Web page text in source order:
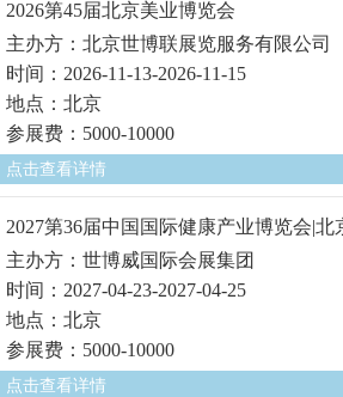
2026第45届北京美业博览会
主办方：北京世博联展览服务有限公司
时间：2026-11-13-2026-11-15
地点：北京
参展费：5000-10000
点击查看详情
2027第36届中国国际健康产业博览会|北
主办方：世博威国际会展集团
时间：2027-04-23-2027-04-25
地点：北京
参展费：5000-10000
点击查看详情